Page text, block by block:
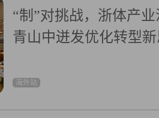
“制”对挑战，浙体产
青山中迸发优化转型
海外站